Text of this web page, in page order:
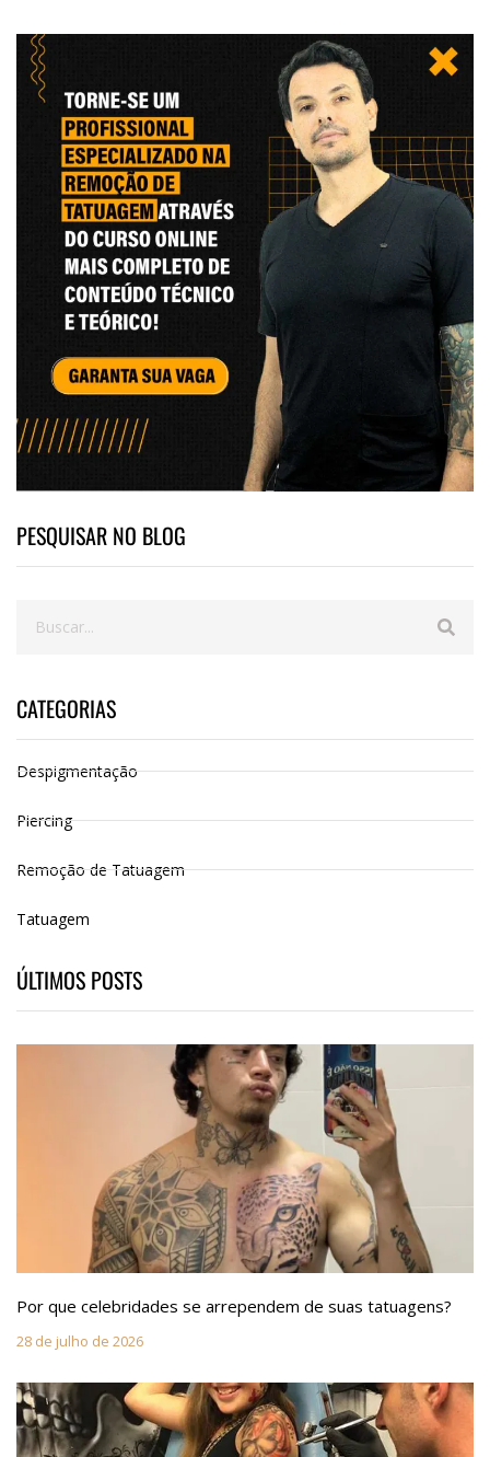
PESQUISAR NO BLOG
CATEGORIAS
Despigmentação
Piercing
Remoção de Tatuagem
Tatuagem
ÚLTIMOS POSTS
Por que celebridades se arrependem de suas tatuagens?
28 de julho de 2026